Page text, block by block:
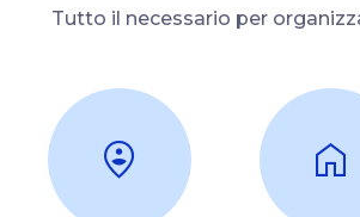
Tutto il necessario per
person_pin_circle home